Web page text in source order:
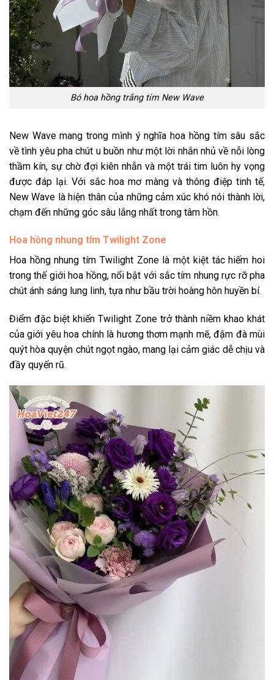
Bó hoa hồng trắng tím New Wave
New Wave mang trong mình ý nghĩa hoa hồng tímsâu sắc
về tình yêu pha chút u buồn như một lời nhắn nhủ về nỗi lòng
thầm kín, sự chờ đợi kiên nhẫn và một trái tim luôn hy vọng
được đáp lại. Với sắc hoa mơ màng và thông điệp tinh tế,
New Wave là hiện thân của những cảm xúc khó nói thành lời,
chạm đến những góc sâu lắng nhất trong tâm hồn.
Hoa hồng nhung tím Twilight Zone
Hoa hồng nhung tím Twilight Zone là một kiệt tác hiếm hoi
trong thế giới hoa hồng, nổi bật với sắc tím nhung rực rỡ pha
chút ánh sáng lung linh, tựa như bầu trời hoàng hôn huyền bí.
Điểm đặc biệt khiến Twilight Zone trở thành niềm khao khát
của giới yêu hoa chính là hương thơm mạnh mẽ, đậm đà mùi
quýt hòa quyện chút ngọt ngào, mang lại cảm giác dễ chịu và
đầy quyến rũ.